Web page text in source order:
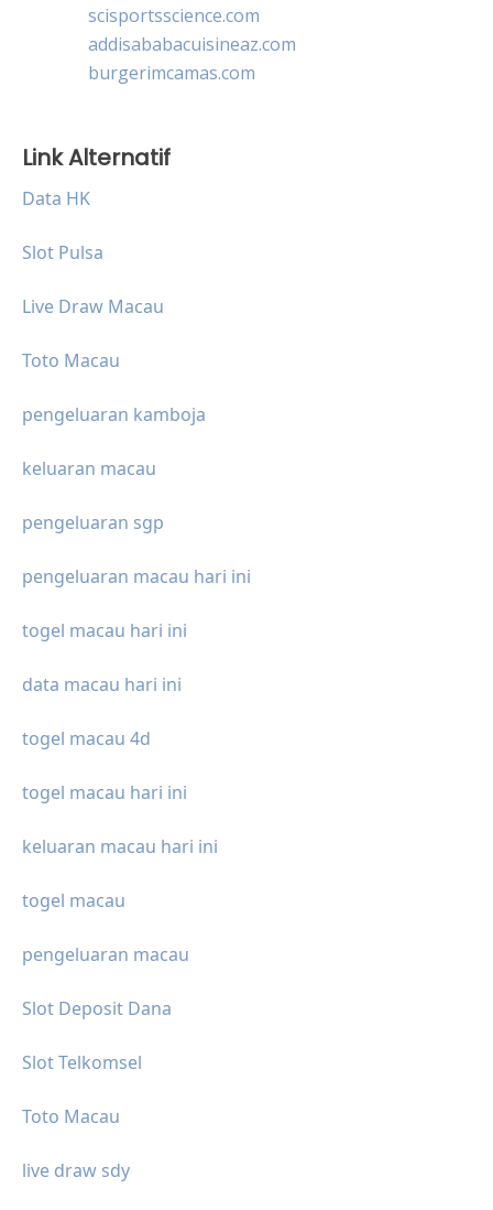
scisportsscience.com
addisababacuisineaz.com
burgerimcamas.com
Link Alternatif
Data HK
Slot Pulsa
Live Draw Macau
Toto Macau
pengeluaran kamboja
keluaran macau
pengeluaran sgp
pengeluaran macau hari ini
togel macau hari ini
data macau hari ini
togel macau 4d
togel macau hari ini
keluaran macau hari ini
togel macau
pengeluaran macau
Slot Deposit Dana
Slot Telkomsel
Toto Macau
live draw sdy